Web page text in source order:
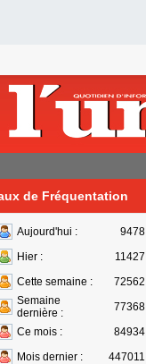
de Fréquentation
Aujourd'hui :
9478
Hier :
11427
Cette semaine :
72562
Semaine
dernière :
77368
Ce mois :
84934
Mois dernier :
447011